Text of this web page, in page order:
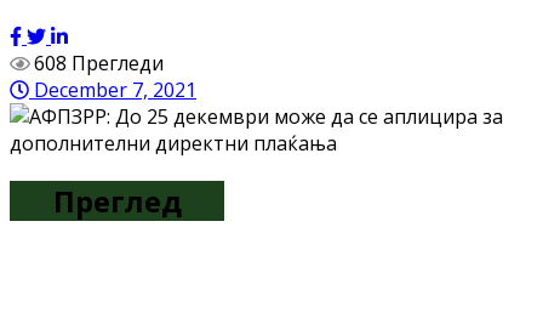
608 Прегледи
December 7, 2021
Преглед